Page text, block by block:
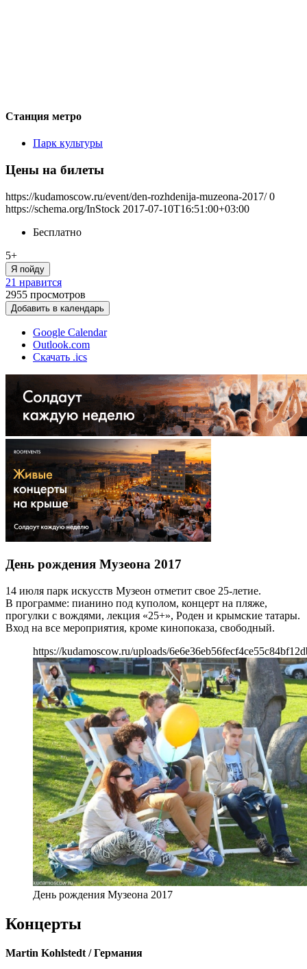
Станция метро
Парк культуры
Цены на билеты
https://kudamoscow.ru/event/den-rozhdenija-muzeona-2017/ 0
https://schema.org/InStock 2017-07-10T16:51:00+03:00
Бесплатно
5+
Я пойду
21 нравится
2955 просмотров
Добавить в календарь
Google Calendar
Outlook.com
Скачать .ics
День рождения Музеона 2017
14 июля парк искусств Музеон отметит свое 25-летие.
В программе: пианино под куполом, концерт на пляже,
прогулки с вождями, лекция «25+», Роден и крымские татары.
Вход на все мероприятия, кроме кинопоказа, свободный.
https://kudamoscow.ru/uploads/
День рождения Музеона 2017
Концерты
Martin Kohlstedt / Германия